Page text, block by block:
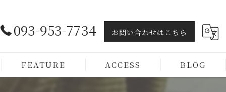
093-953-7734 お問い合わせはこちら
FEATURE ACCESS BLOG